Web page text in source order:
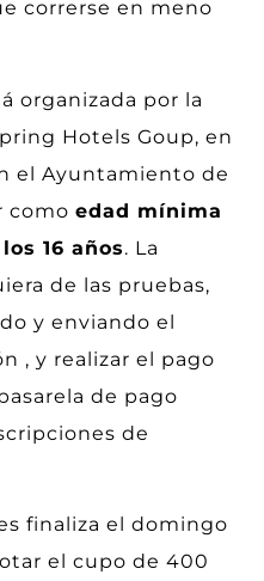
correrse en meno
organizada por la
Hotels Goup, en
el Ayuntamiento de
como edad mínima
16 años. La
de las pruebas,
y enviando el
, y realizar el pago
de pago
de
finaliza el domingo
el cupo de 400